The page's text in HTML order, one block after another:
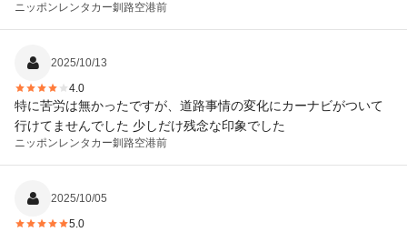
にかなりロスしたので、あらかじめ日曜日でも営業しているスタ
ンドをお知らせいただくと助かります。 借りた車も購入を考えて
ニッポンレンタカー釧路空港前
2025/10/13
4.0
特に苦労は無かったですが、道路事情の変化にカーナビがついて
行けてませんでした 少しだけ残念な印象でした
ニッポンレンタカー釧路空港前
2025/10/05
5.0